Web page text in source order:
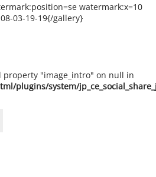
watermark:x=10
03-19-19{/gallery}
property "image_intro" on null in
plugins/system/